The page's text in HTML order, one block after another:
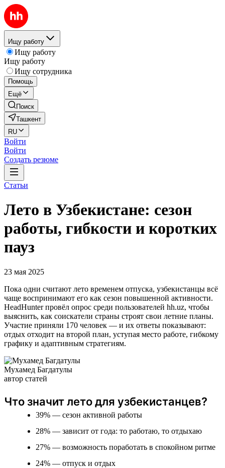
Ищу работу
Ищу работу
Ищу работу
Ищу сотрудника
Помощь
Ещё
Поиск
Ташкент
RU
Войти
Войти
Создать резюме
Статьи
Лето в Узбекистане: сезон
работы, гибкости и коротких
пауз
23 мая 2025
Пока одни считают лето временем отпуска, узбекистанцы всё
чаще воспринимают его как сезон повышенной активности.
HeadHunter провёл опрос среди пользователей hh.uz, чтобы
выяснить, как соискатели страны строят свои летние планы.
Участие приняли 170 человек — и их ответы показывают:
отдых отходит на второй план, уступая место работе, гибкому
графику и адаптивным стратегиям.
Мухамед Багдатулы
автор статей
Что значит лето для узбекистанцев?
39% — сезон активной работы
28% — зависит от года: то работаю, то отдыхаю
27% — возможность поработать в спокойном ритме
24% — отпуск и отдых